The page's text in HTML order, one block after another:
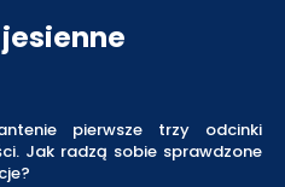
pierwsze trzy odcinki
Jak radzą sobie sprawdzone